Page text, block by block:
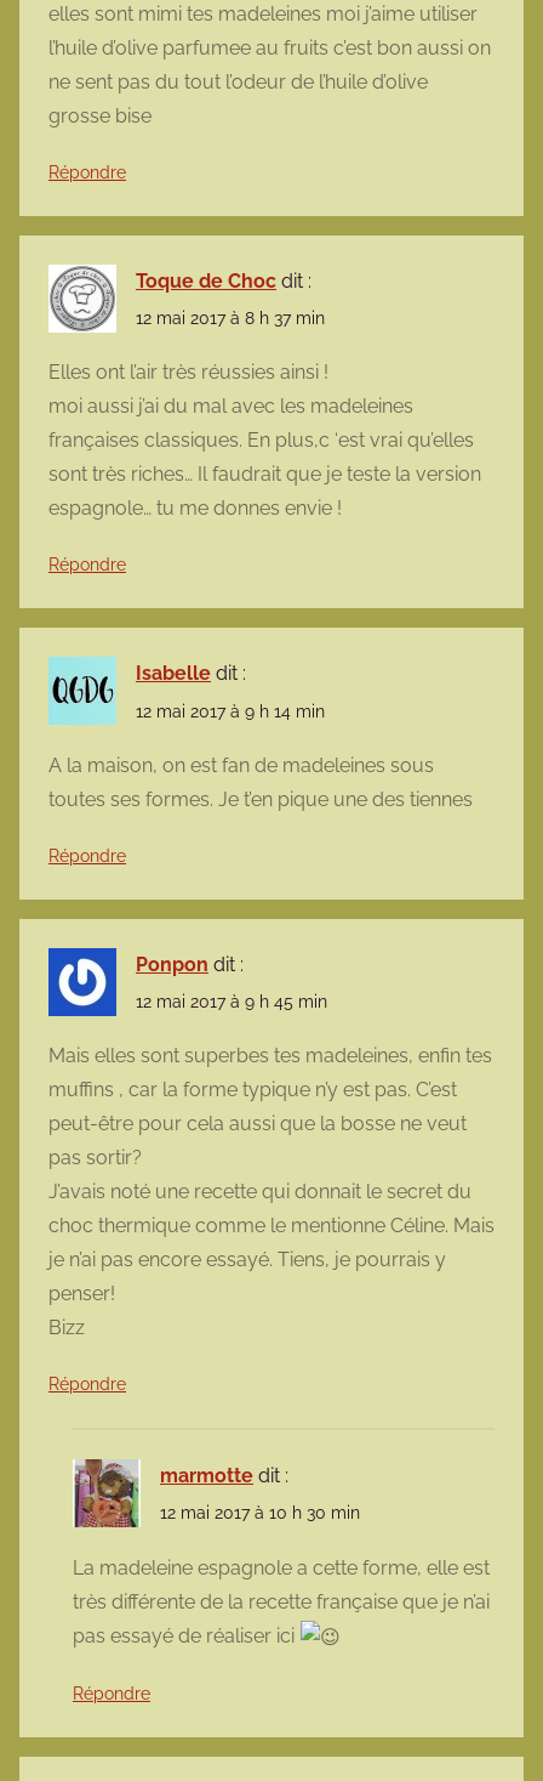
elles sont mimi tes madeleines moi j’aime utiliser
l’huile d’olive parfumee au fruits c’est bon aussi on
ne sent pas du tout l’odeur de l’huile d’olive
grosse bise
Répondre
Toque de Choc dit :
12 mai 2017 à 8 h 37 min
Elles ont l’air très réussies ainsi !
moi aussi j’ai du mal avec les madeleines
françaises classiques. En plus,c ‘est vrai qu’elles
sont très riches… Il faudrait que je teste la version
espagnole… tu me donnes envie !
Répondre
Isabelle dit :
12 mai 2017 à 9 h 14 min
A la maison, on est fan de madeleines sous
toutes ses formes. Je t’en pique une des tiennes
Répondre
Ponpon dit :
12 mai 2017 à 9 h 45 min
Mais elles sont superbes tes madeleines, enfin tes
muffins , car la forme typique n’y est pas. C’est
peut-être pour cela aussi que la bosse ne veut
pas sortir?
J’avais noté une recette qui donnait le secret du
choc thermique comme le mentionne Céline. Mais
je n’ai pas encore essayé. Tiens, je pourrais y
penser!
Bizz
Répondre
marmotte dit :
12 mai 2017 à 10 h 30 min
La madeleine espagnole a cette forme, elle est
très différente de la recette française que je n’ai
pas essayé de réaliser ici
Répondre